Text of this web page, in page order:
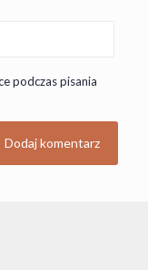
podczas pisania